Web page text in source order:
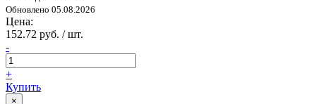
Обновлено 05.08.2026
Цена:
152.72 руб. / шт.
-
+
Купить
×